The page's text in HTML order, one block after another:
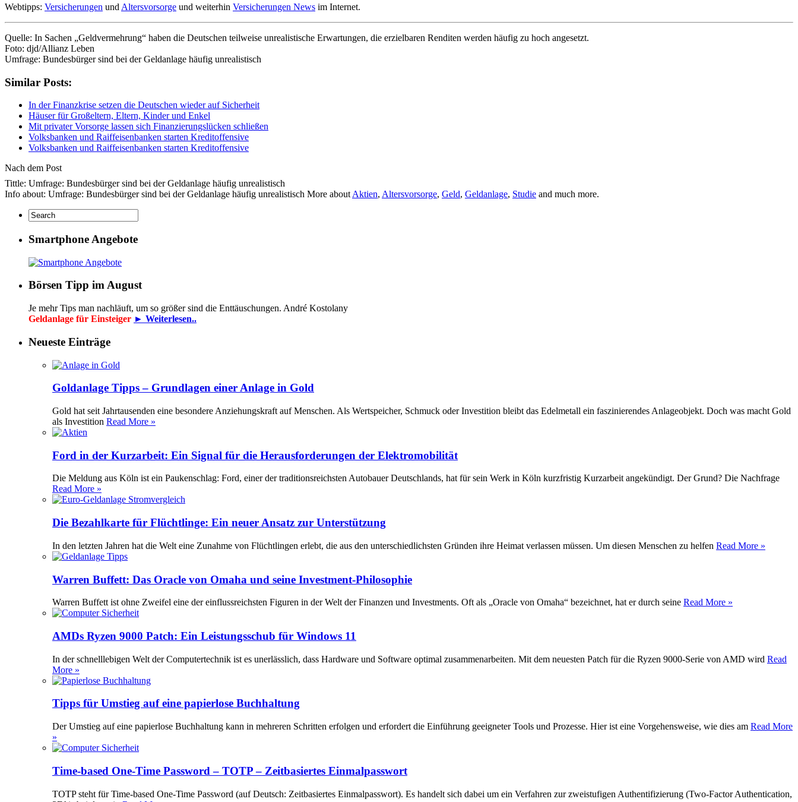
Webtipps: Versicherungen und Altersvorsorge und weiterhin Versicherungen News im Internet.
Quelle: In Sachen „Geldvermehrung“ haben die Deutschen teilweise unrealistische Erwartungen, die erzielbaren Renditen werden häufig zu hoch angesetzt.
Foto: djd/Allianz Leben
Umfrage: Bundesbürger sind bei der Geldanlage häufig unrealistisch
Similar Posts:
In der Finanzkrise setzen die Deutschen wieder auf Sicherheit
Häuser für Großeltern, Eltern, Kinder und Enkel
Mit privater Vorsorge lassen sich Finanzierungslücken schließen
Volksbanken und Raiffeisenbanken starten Kreditoffensive
Volksbanken und Raiffeisenbanken starten Kreditoffensive
Nach dem Post
Tittle: Umfrage: Bundesbürger sind bei der Geldanlage häufig unrealistisch
Info about: Umfrage: Bundesbürger sind bei der Geldanlage häufig unrealistisch More about Aktien, Altersvorsorge, Geld, Geldanlage, Studie and much more.
Smartphone Angebote
Börsen Tipp im August
Je mehr Tips man nachläuft, um so größer sind die Enttäuschungen. André Kostolany
Geldanlage für Einsteiger ► Weiterlesen..
Neueste Einträge
Goldanlage Tipps – Grundlagen einer Anlage in Gold
Gold hat seit Jahrtausenden eine besondere Anziehungskraft auf Menschen. Als Wertspeicher, Schmuck oder Investition bleibt das Edelmetall ein faszinierendes Anlageobjekt. Doch was macht Gold
als Investition Read More »
Ford in der Kurzarbeit: Ein Signal für die Herausforderungen der Elektromobilität
Die Meldung aus Köln ist ein Paukenschlag: Ford, einer der traditionsreichsten Autobauer Deutschlands, hat für sein Werk in Köln kurzfristig Kurzarbeit angekündigt. Der Grund? Die Nachfrage
Read More »
Die Bezahlkarte für Flüchtlinge: Ein neuer Ansatz zur Unterstützung
In den letzten Jahren hat die Welt eine Zunahme von Flüchtlingen erlebt, die aus den unterschiedlichsten Gründen ihre Heimat verlassen müssen. Um diesen Menschen zu helfen Read More »
Warren Buffett: Das Oracle von Omaha und seine Investment-Philosophie
Warren Buffett ist ohne Zweifel eine der einflussreichsten Figuren in der Welt der Finanzen und Investments. Oft als „Oracle von Omaha“ bezeichnet, hat er durch seine Read More »
AMDs Ryzen 9000 Patch: Ein Leistungsschub für Windows 11
In der schnelllebigen Welt der Computertechnik ist es unerlässlich, dass Hardware und Software optimal zusammenarbeiten. Mit dem neuesten Patch für die Ryzen 9000-Serie von AMD wird Read
More »
Tipps für Umstieg auf eine papierlose Buchhaltung
Der Umstieg auf eine papierlose Buchhaltung kann in mehreren Schritten erfolgen und erfordert die Einführung geeigneter Tools und Prozesse. Hier ist eine Vorgehensweise, wie dies am Read More
»
Time-based One-Time Password – TOTP – Zeitbasiertes Einmalpasswort
TOTP steht für Time-based One-Time Password (auf Deutsch: Zeitbasiertes Einmalpasswort). Es handelt sich dabei um ein Verfahren zur zweistufigen Authentifizierung (Two-Factor Authentication,